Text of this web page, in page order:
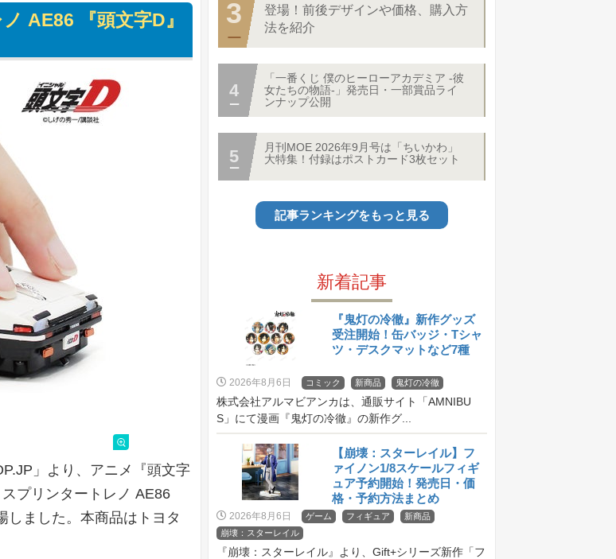
AE86 『頭文字D』
」より、アニメ『頭文字
プリンタートレノ AE86
しました。本商品はトヨタ
登場！前後デザインや価格、購入方
法を紹介
「一番くじ 僕のヒーローアカデミア -彼
女たちの物語-」発売日・一部賞品ライ
ンナップ公開
月刊MOE 2026年9月号は「ちいかわ」
大特集！付録はポストカード3枚セット
記事ランキングをもっと見る
新着記事
『鬼灯の冷徹』新作グッズ
受注開始！缶バッジ・Tシャ
ツ・デスクマットなど7種
2026年8月6日 コミック 新商品 鬼灯の冷徹
株式会社アルマビアンカは、通販サイト「AMNIBU
S」にて漫画『鬼灯の冷徹』の新作グ...
【崩壊：スターレイル】フ
ァイノン1/8スケールフィギ
ュア予約開始！発売日・価
格・予約方法まとめ
2026年8月6日 ゲーム フィギュア
新商品
崩壊：スターレイル
『崩壊：スターレイル』より、Gift+シリーズ新作「フ